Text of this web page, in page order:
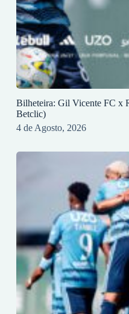
Bilheteira: Gil Vicente FC x
Betclic)
4 de Agosto, 2026